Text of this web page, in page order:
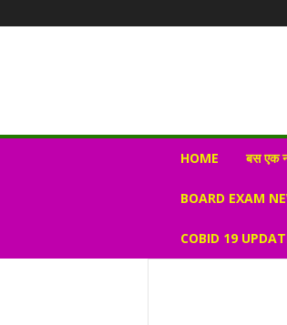
r
HOME बस एक
BOARD EXAM
COBID 19